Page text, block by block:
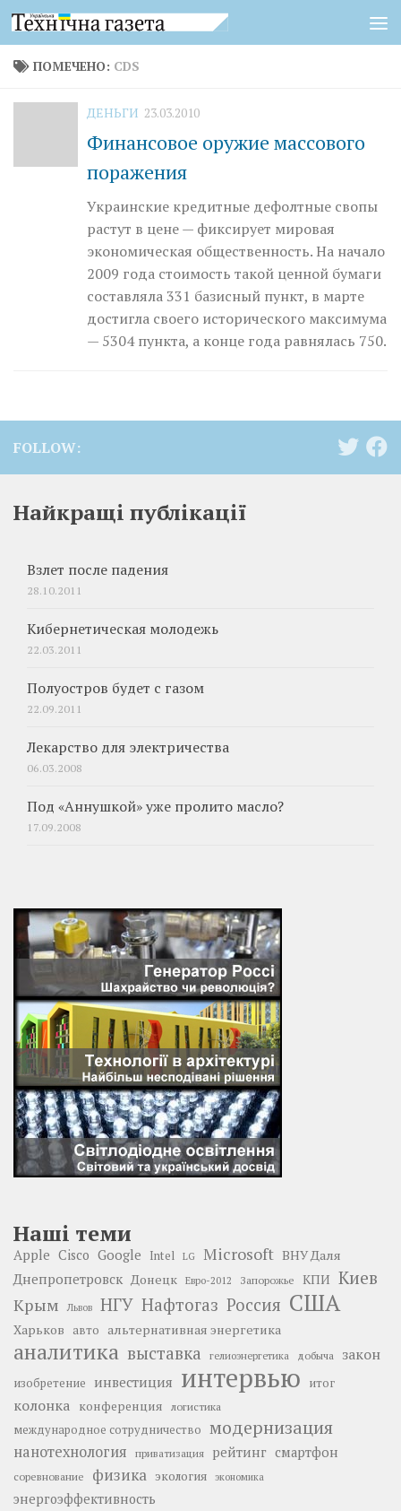
Перейти к содержимому
ПОМЕЧЕНО: CDS
ДЕНЬГИ 23.03.2010
Финансовое оружие массового
поражения
Украинские кредитные дефолтные свопы
растут в цене — фиксирует мировая
экономическая общественность. На начало
2009 года стоимость такой ценной бумаги
составляла 331 базисный пункт, в марте
достигла своего исторического максимума
— 5304 пункта, а конце года равнялась 750.
FOLLOW:
Найкращі публікації
Взлет после падения
28.10.2011
Кибернетическая молодежь
22.03.2011
Полуостров будет с газом
22.09.2011
Лекарство для электричества
06.03.2008
Под «Аннушкой» уже пролито масло?
17.09.2008
Наші теми
Apple Cisco Google Intel LG Microsoft ВНУ Даля
Днепропетровск Донецк Евро-2012 Запорожье КПИ Киев
Крым Львов НГУ Нафтогаз Россия США
Харьков авто альтернативная энергетика
аналитика выставка гелиоэнергетика добыча закон
изобретение инвестиция интервью итог
колонка конференция логистика
международное сотрудничество модернизация
нанотехнология приватизация рейтинг смартфон
соревнование физика экология экономика
энергоэффективность